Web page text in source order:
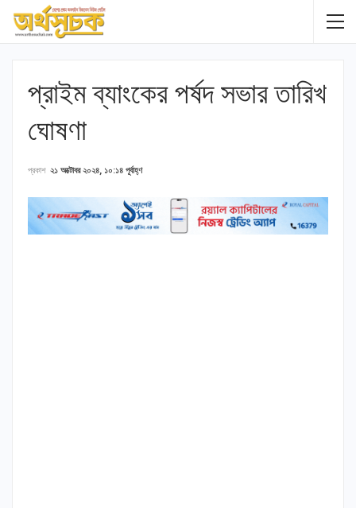
প্রাইম ব্যাংকের পর্ষদ সভার তারিখ
ঘোষণা
প্রকাশ ২১ অক্টোবর ২০২৪, ১০:১৪ পূর্বাহ্ণ